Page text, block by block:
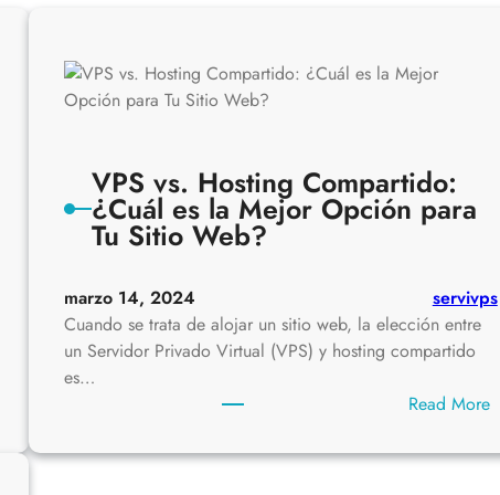
VPS vs. Hosting Compartido:
¿Cuál es la Mejor Opción para
Tu Sitio Web?
marzo 14, 2024
servivps
Cuando se trata de alojar un sitio web, la elección entre
un Servidor Privado Virtual (VPS) y hosting compartido
es…
Read More:
P